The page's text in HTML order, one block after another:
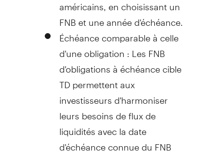
FNB et une année d'échéance.
Échéance comparable à celle
d'une obligation : Les FNB
d'obligations à échéance cible
TD permettent aux
investisseurs d'harmoniser
leurs besoins de flux de
liquidités avec la date
d'échéance connue du FNB